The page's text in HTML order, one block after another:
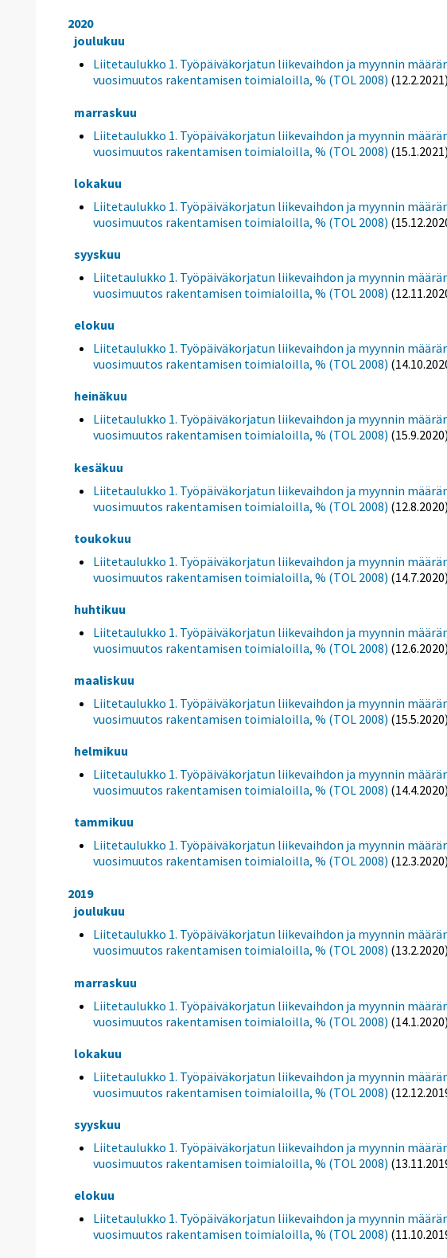
2020
joulukuu
Liitetaulukko 1. Työpäiväkorjatun liikevaihdon ja myynnin
vuosimuutos rakentamisen toimialoilla, % (TOL 2008) (12.2.2021)
marraskuu
Liitetaulukko 1. Työpäiväkorjatun liikevaihdon ja myynnin
vuosimuutos rakentamisen toimialoilla, % (TOL 2008) (15.1.2021)
lokakuu
Liitetaulukko 1. Työpäiväkorjatun liikevaihdon ja myynnin
vuosimuutos rakentamisen toimialoilla, % (TOL 2008)
syyskuu
Liitetaulukko 1. Työpäiväkorjatun liikevaihdon ja myynnin
vuosimuutos rakentamisen toimialoilla, % (TOL 2008)
elokuu
Liitetaulukko 1. Työpäiväkorjatun liikevaihdon ja myynnin
vuosimuutos rakentamisen toimialoilla, % (TOL 2008)
heinäkuu
Liitetaulukko 1. Työpäiväkorjatun liikevaihdon ja myynnin
vuosimuutos rakentamisen toimialoilla, % (TOL 2008) (15.9.2020)
kesäkuu
Liitetaulukko 1. Työpäiväkorjatun liikevaihdon ja myynnin
vuosimuutos rakentamisen toimialoilla, % (TOL 2008) (12.8.2020)
toukokuu
Liitetaulukko 1. Työpäiväkorjatun liikevaihdon ja myynnin
vuosimuutos rakentamisen toimialoilla, % (TOL 2008) (14.7.2020)
huhtikuu
Liitetaulukko 1. Työpäiväkorjatun liikevaihdon ja myynnin
vuosimuutos rakentamisen toimialoilla, % (TOL 2008) (12.6.2020)
maaliskuu
Liitetaulukko 1. Työpäiväkorjatun liikevaihdon ja myynnin
vuosimuutos rakentamisen toimialoilla, % (TOL 2008) (15.5.2020)
helmikuu
Liitetaulukko 1. Työpäiväkorjatun liikevaihdon ja myynnin
vuosimuutos rakentamisen toimialoilla, % (TOL 2008) (14.4.2020)
tammikuu
Liitetaulukko 1. Työpäiväkorjatun liikevaihdon ja myynnin
vuosimuutos rakentamisen toimialoilla, % (TOL 2008) (12.3.2020)
2019
joulukuu
Liitetaulukko 1. Työpäiväkorjatun liikevaihdon ja myynnin
vuosimuutos rakentamisen toimialoilla, % (TOL 2008) (13.2.2020)
marraskuu
Liitetaulukko 1. Työpäiväkorjatun liikevaihdon ja myynnin
vuosimuutos rakentamisen toimialoilla, % (TOL 2008) (14.1.2020)
lokakuu
Liitetaulukko 1. Työpäiväkorjatun liikevaihdon ja myynnin
vuosimuutos rakentamisen toimialoilla, % (TOL 2008)
syyskuu
Liitetaulukko 1. Työpäiväkorjatun liikevaihdon ja myynnin
vuosimuutos rakentamisen toimialoilla, % (TOL 2008)
elokuu
Liitetaulukko 1. Työpäiväkorjatun liikevaihdon ja myynnin
vuosimuutos rakentamisen toimialoilla, % (TOL 2008)